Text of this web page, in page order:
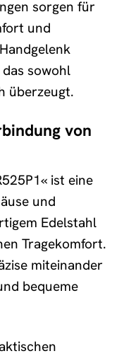
sorgen für
und
sowohl
überzeugt.
von
ist eine
und
Edelstahl
Tragekomfort.
miteinander
bequeme